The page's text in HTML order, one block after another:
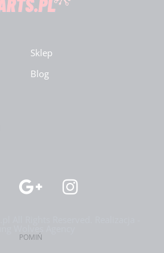
Sklep
Blog